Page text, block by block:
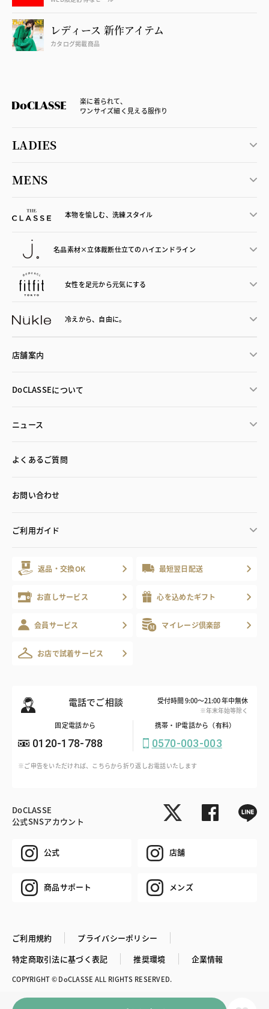
レディース 新作アイテム
カタログ掲載商品
楽に着られて、
ワンサイズ細く見える服作り
LADIES
MENS
本物を愉しむ、洗練スタイル
名品素材×立体裁断仕立てのハイエンドライン
女性を足元から元気にする
冷えから、 自由に。
店舗案内
DoCLASSEについて
ニュース
よくあるご質問
お問い合わせ
ご利用ガイド
返品・交換OK 最短翌日配送
お直しサービス 心を込めたギフト
会員サービス マイレージ倶楽部
お店で試着サービス
電話でご相談 受付時間 9:00～21:00 年中無休
※年末年始等除く
固定電話から
0120-178-788
携帯・IP電話から（有料）
0570-003-003
※ご申告をいただければ、こちらから折り返しお電話いたします
DoCLASSE
公式SNSアカウント
公式 店舗
商品サポート メンズ
ご利用規約
プライバシーポリシー
特定商取引法に基づく表記
推奨環境 企業情報
COPYRIGHT © DoCLASSE ALL RIGHTS RESERVED.